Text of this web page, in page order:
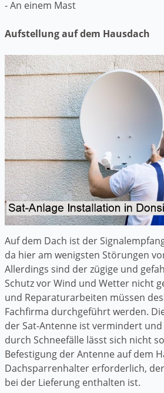
- An einem Mast
Aufstellung auf dem Hausdach
Auf dem Dach ist der
da hier am wenigsten Störungen
Allerdings sind der zügige und
Schutz vor Wind und Wetter nicht
und Reparaturarbeiten müssen
Fachfirma durchgeführt werden.
der Sat-Antenne ist vermindert
durch Schneefälle lässt sich nicht
Befestigung der Antenne auf dem
Dachsparrenhalter erforderlich,
bei der Lieferung enthalten ist.